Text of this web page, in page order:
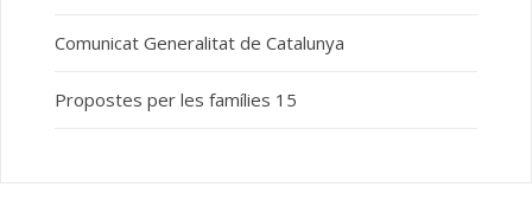
Comunicat Generalitat de Catalunya
Propostes per les famílies 15